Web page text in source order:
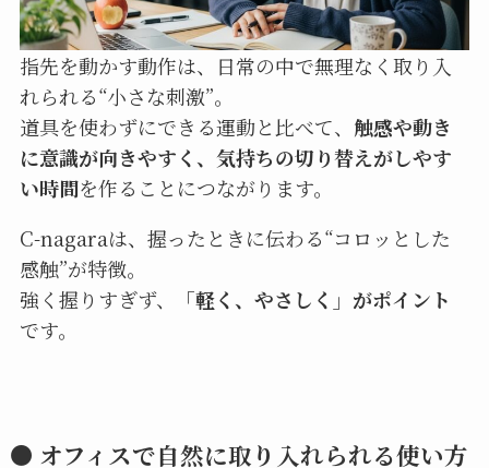
指先を動かす動作は、日常の中で無理なく取り入
れられる“小さな刺激”。
道具を使わずにできる運動と比べて、 触感や動き
に意識が向きやすく、気持ちの切り替えがしやす
い時間を作ることにつながります。
C-nagaraは、握ったときに伝わる“コロッとした
感触”が特徴。
強く握りすぎず、
「軽く、やさしく」がポイント
です。
● オフィスで自然に取り入れられる使い方